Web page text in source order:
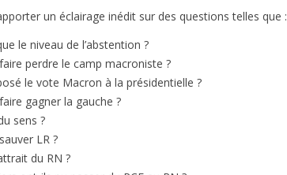
un éclairage inédit sur des questions telles que :
le niveau de l’abstention ?
perdre le camp macroniste ?
le vote Macron à la présidentielle ?
gagner la gauche ?
sens ?
LR ?
du RN ?